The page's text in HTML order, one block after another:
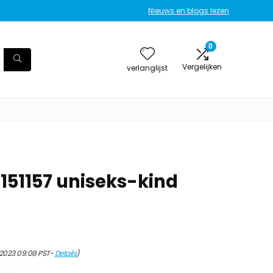
Nieuws en blogs lezen
verlanglijst
0
Vergelijken
uniseks-kind
09:08 PST-Details)